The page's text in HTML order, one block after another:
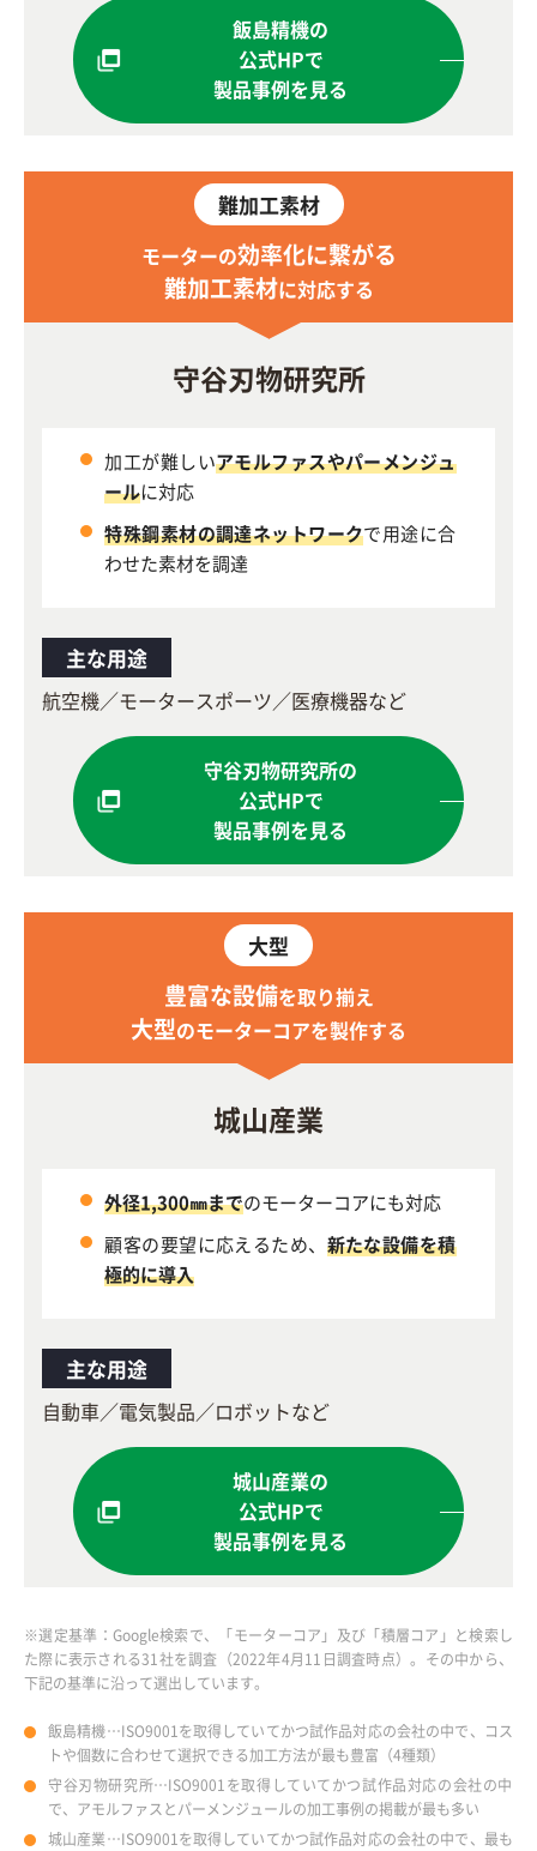
飯島精機の
公式HPで
製品事例を見る
難加工素材
モーターの効率化に繋がる
難加工素材に対応する
守谷刃物研究所
加工が難しいアモルファスやパーメンジュ
ールに対応
特殊鋼素材の調達ネットワークで用途に合
わせた素材を調達
主な用途
航空機／モータースポーツ／医療機器など
守谷刃物研究所の
公式HPで
製品事例を見る
大型
豊富な設備を取り揃え
大型のモーターコアを製作する
城山産業
外径1,300㎜までのモーターコアにも対応
顧客の要望に応えるため、 新たな設備を積
極的に導入
主な用途
自動車／電気製品／ロボットなど
城山産業の
公式HPで
製品事例を見る
※選定基準：Google検索で、「モーターコア」及び「積層コア」と検索し
た際に表示される31社を調査（2022年4月11日調査時点）。その中から、
下記の基準に沿って選出しています。
飯島精機…ISO9001を取得していてかつ試作品対応の会社の中で、コス
トや個数に合わせて選択できる加工方法が最も豊富（4種類）
守谷刃物研究所…ISO9001を取得していてかつ試作品対応の会社の中
で、アモルファスとパーメンジュールの加工事例の掲載が最も多い
城山産業…ISO9001を取得していてかつ試作品対応の会社の中で、最も